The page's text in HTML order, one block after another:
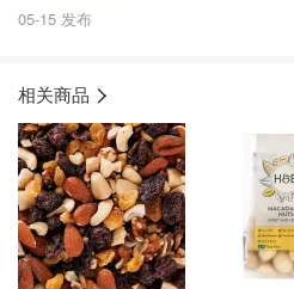
05-15 发布
相关商品